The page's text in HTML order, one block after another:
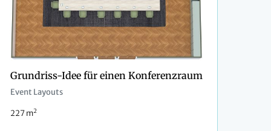
Grundriss-Idee für einen Konferenzraum
Event Layouts
227 m2